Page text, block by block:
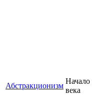
Абстракционизм
века